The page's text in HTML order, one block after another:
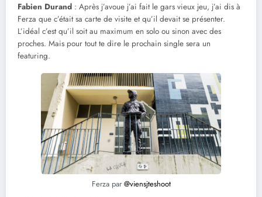
Fabien Durand : Après j’avoue j’ai fait le gars vieux jeu, j’ai dis à
Ferza que c’était sa carte de visite et qu’il devait se présenter.
L’idéal c’est qu’il soit au maximum en solo ou sinon avec des
proches. Mais pour tout te dire le prochain single sera un
featuring.
Ferza par@viensjteshoot